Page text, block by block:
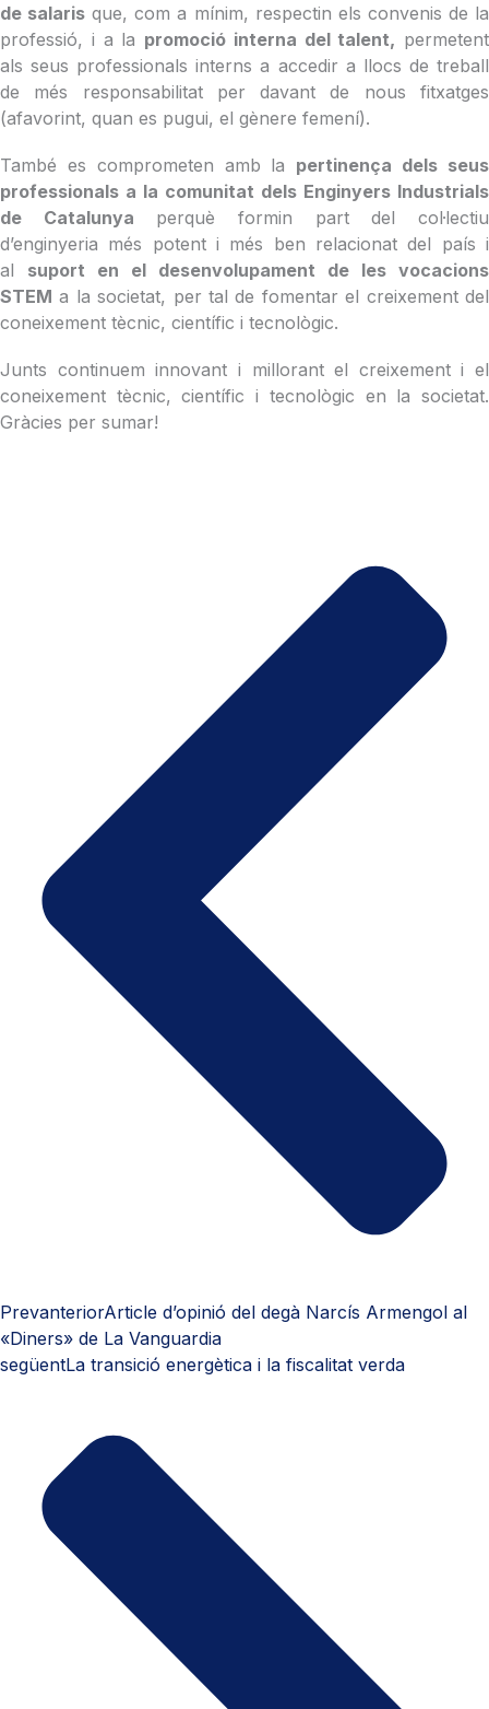
de salaris que, com a mínim, respectin els convenis de la
professió, i a la promoció interna del talent, permetent
als seus professionals interns a accedir a llocs de treball
de més responsabilitat per davant de nous fitxatges
(afavorint, quan es pugui, el gènere femení).
També es comprometen amb la pertinença dels seus
professionals a la comunitat dels Enginyers Industrials
de Catalunya perquè formin part del col·lectiu
d’enginyeria més potent i més ben relacionat del país i
al suport en el desenvolupament de les vocacions
STEM a la societat, per tal de fomentar el creixement del
coneixement tècnic, científic i tecnològic.
Junts continuem innovant i millorant el creixement i el
coneixement tècnic, científic i tecnològic en la societat.
Gràcies per sumar!
PrevanteriorArticle d’opinió del degà Narcís Armengol al
«Diners» de La Vanguardia
següentLa transició energètica i la fiscalitat verda